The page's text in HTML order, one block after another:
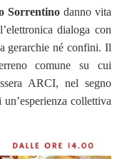
Sorrentino danno vita
dialoga con
gerarchie né confini. Il
comune su cui
ARCI, nel segno
un’esperienza collettiva